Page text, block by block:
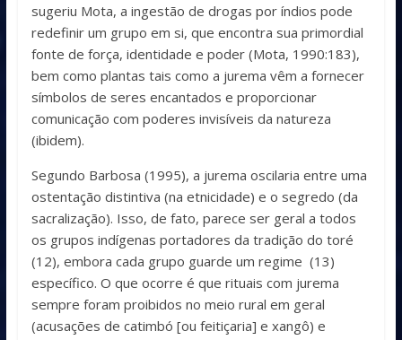
sugeriu Mota, a ingestão de drogas por índios pode
redefinir um grupo em si, que encontra sua primordial
fonte de força, identidade e poder (Mota, 1990:183),
bem como plantas tais como a jurema vêm a fornecer
símbolos de seres encantados e proporcionar
comunicação com poderes invisíveis da natureza
(ibidem).
Segundo Barbosa (1995), a jurema oscilaria entre uma
ostentação distintiva (na etnicidade) e o segredo (da
sacralização). Isso, de fato, parece ser geral a todos
os grupos indígenas portadores da tradição do toré
(12), embora cada grupo guarde um regime (13)
específico. O que ocorre é que rituais com jurema
sempre foram proibidos no meio rural em geral
(acusações de catimbó [ou feitiçaria] e xangô) e